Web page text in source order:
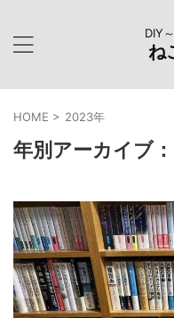
DIY
ね
HOME > 2023年
年別アーカイブ